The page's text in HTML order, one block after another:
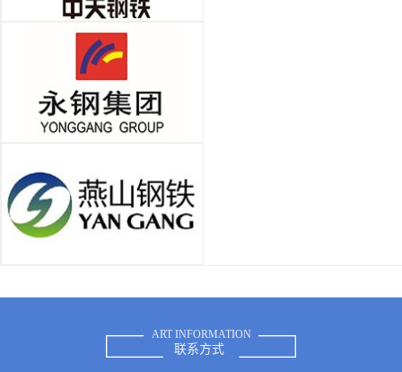
ART INFORMATION
联系方式